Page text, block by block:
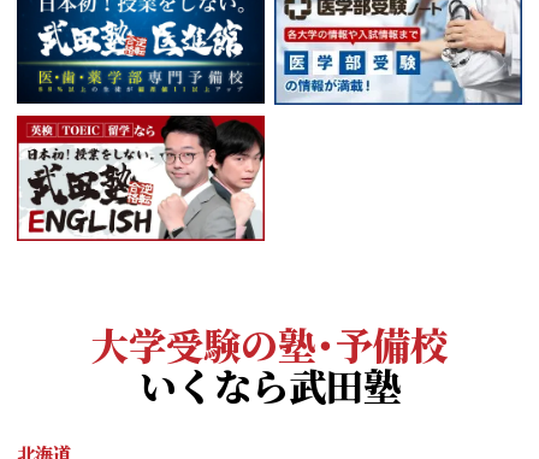
大学受験の塾・予備校
いくなら武田塾
北海道